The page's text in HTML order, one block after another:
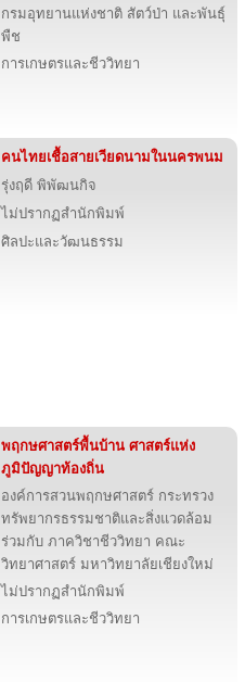
กรมอุทยานแห่งชาติ สัตว์ป่า และพันธุ์
พืช
การเกษตรและชีววิทยา
คนไทยเชื้อสายเวียดนามในนครพนม
รุ่งฤดี พิพัฒนกิจ
ไม่ปรากฏสำนักพิมพ์
ศิลปะและวัฒนธรรม
พฤกษศาสตร์พื้นบ้าน ศาสตร์แห่ง
ภูมิปัญญาท้องถิ่น
องค์การสวนพฤกษศาสตร์ กระทรวง
ทรัพยากรธรรมชาติและสิ่งแวดล้อม
ร่วมกับ ภาควิชาชีววิทยา คณะ
วิทยาศาสตร์ มหาวิทยาลัยเชียงใหม่
ไม่ปรากฏสำนักพิมพ์
การเกษตรและชีววิทยา